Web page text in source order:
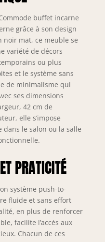
un look intemporel
Construction
: le
panneau stratifié
est facile
et idéal
un usage
:
parfaite comme
commode de
buffet dans
couloir ou buffet
Montage facile :
grâce aux
instructions claires
et aux pièces
le
est
et facile
buffet incarne
grâce à son design
mat, ce meuble se
variété de décors
ou plus
et le système sans
de minimalisme qui
ses dimensions
42 cm de
elle s’impose
dans le salon ou la salle
PRATICITÉ
système push-to-
fluide et sans effort
en plus de renforcer
facilite l’accès aux
Chacun de ces